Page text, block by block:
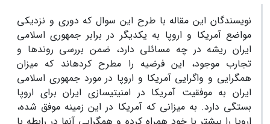
نویسندگان این مقاله با طرح این سوال که دوری و نزدیکی
مواضع آمریکا و اروپا به یکدیگر در برابر جمهوری اسلامی
ایران ریشه در چه مسائلی دارد، ضمن بررسی روندها و
تجارب موجود، این فرضیه را مطرح کرده‏اند که میزان
همگرایی و واگرایی آمریکا و اروپا در مورد جمهوری اسلامی
ایران به موفقیت آمریکا در امنیتی‏سازی ایران برای اروپا
بستگی دارد. به میزانی که آمریکا در این زمینه موفق شده،